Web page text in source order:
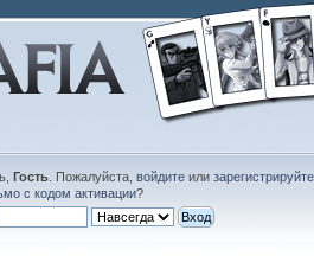
Гость. Пожалуйста, войдитеили
с кодом активации?